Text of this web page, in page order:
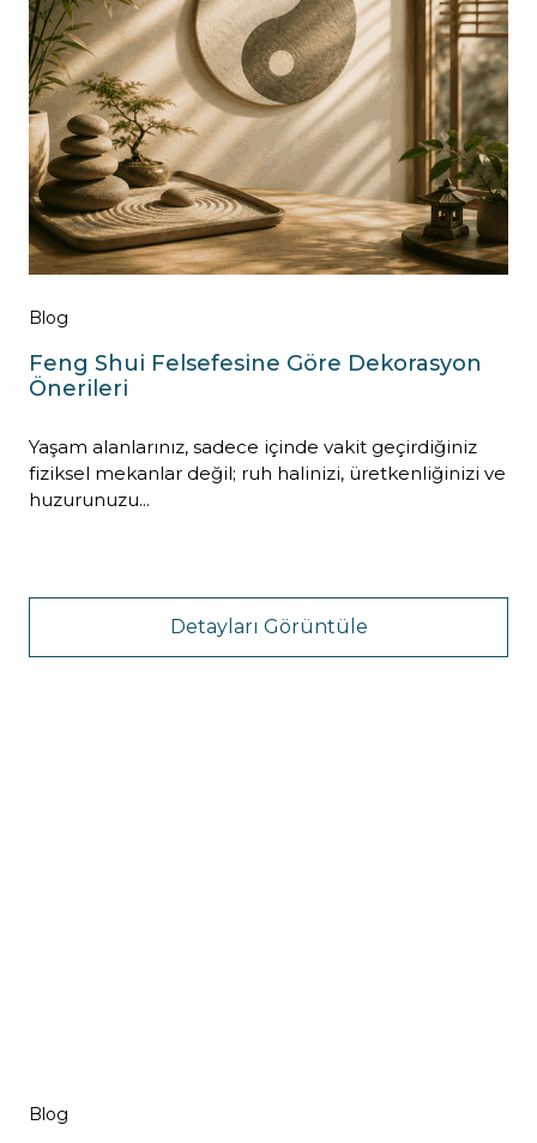
Blog
Feng Shui Felsefesine Göre Dekorasyon
Önerileri
Yaşam alanlarınız, sadece içinde vakit geçirdiğiniz
fiziksel mekanlar değil; ruh halinizi, üretkenliğinizi ve
huzurunuzu...
Detayları Görüntüle
Blog